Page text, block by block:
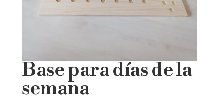
Base para días de la
semana